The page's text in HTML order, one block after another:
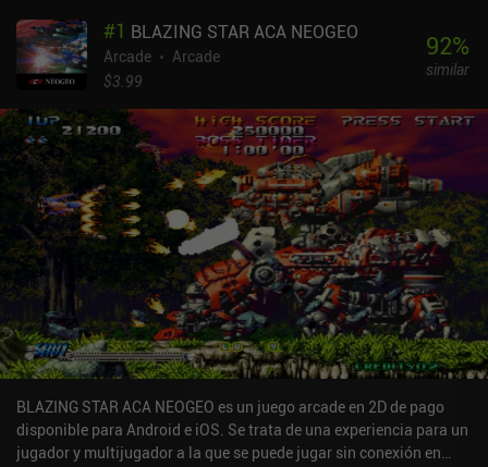
#1 BLAZING STAR ACA NEOGEO
Arcade
Arcade
$3.99
92%
similar
BLAZING STAR ACA NEOGEO es un juego arcade en 2D de pago
disponible para Android e iOS. Se trata de una experiencia para un
jugador y multijugador a la que se puede jugar sin conexión en